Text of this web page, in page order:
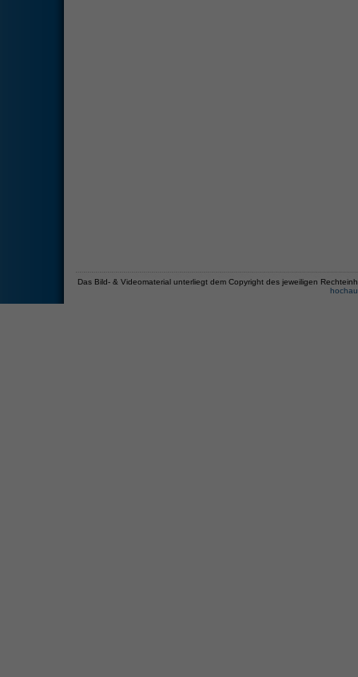
Das Bild- & Videomaterial unterliegt dem Copyright des jeweiligen